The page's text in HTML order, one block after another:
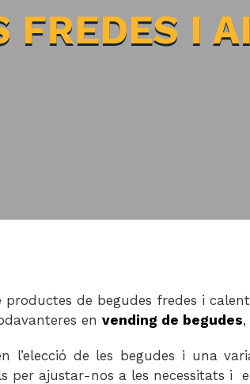
FREDES I
productes de begudes fredes i
en vending de begudes
l’elecció de les begudes i una
per ajustar-nos a les necessitats i